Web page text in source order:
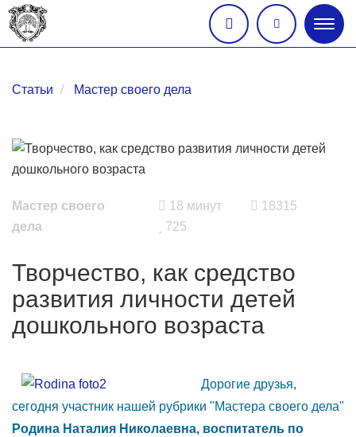
меню
Статьи Мастер своего дела
Мастер своего
дела
18 минут
18315
725
Творчество, как средство
развития личности детей
дошкольного возраста
Дорогие друзья,
сегодня участник нашей рубрики "Мастера своего дела"
Родина Наталия Николаевна, воспитатель по